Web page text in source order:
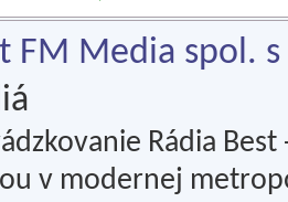
FM Media spol.
Rádia
v modernej